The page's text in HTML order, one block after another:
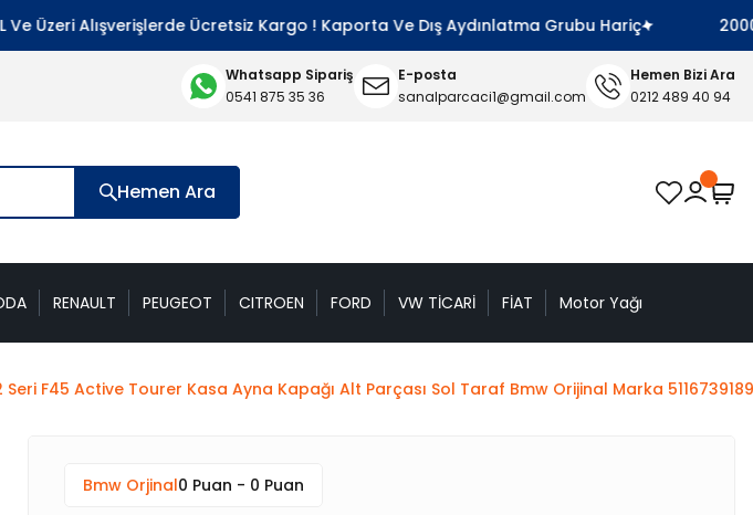
Üzeri Alışverişlerde Ücretsiz Kargo ! Kaporta Ve Dış Aydınlatma Grubu Hariç 2000
Whatsapp Sipariş
0541 875 35 36
E-posta
sanalparcaci1@gmail.com
Hemen Bizi Ara
0212 489 40 94
Hemen Ara
RENAULT PEUGEOT CITROEN FORD VW TİCARİ FİAT Motor Yağı
Seri F45 Active Tourer Kasa Ayna Kapağı Alt Parçası Sol Taraf Bmw Orijinal Marka
Bmw Orjinal0 Puan - 0 Puan